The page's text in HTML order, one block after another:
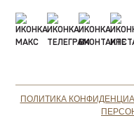
ПОЛИТИКА